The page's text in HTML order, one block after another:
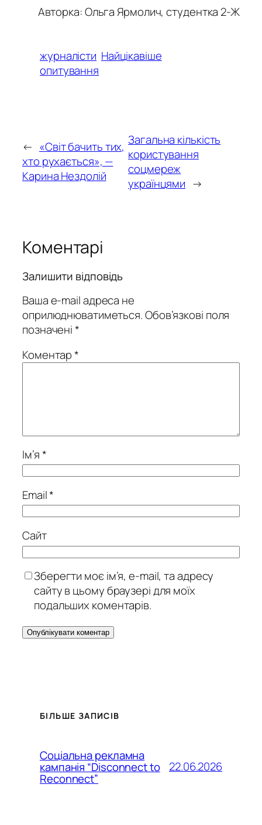
Авторка: Ольга Ярмолич, студентка 2-Ж
журналісти Найцікавіше
опитування
← «Світ бачить тих,
хто рухається», —
Карина Нездолій
Загальна кількість
користування
соцмереж
українцями →
Коментарі
Залишити відповідь
Ваша e-mail адреса не
оприлюднюватиметься.Обов’язкові поля
позначені*
Коментар*
Ім’я*
Email*
Сайт
Зберегти моє ім’я, e-mail, та адресу
сайту в цьому браузері для моїх
подальших коментарів.
БІЛЬШЕ ЗАПИСІВ
Соціальна рекламна
кампанія “Disconnect to
Reconnect”
22.06.2026